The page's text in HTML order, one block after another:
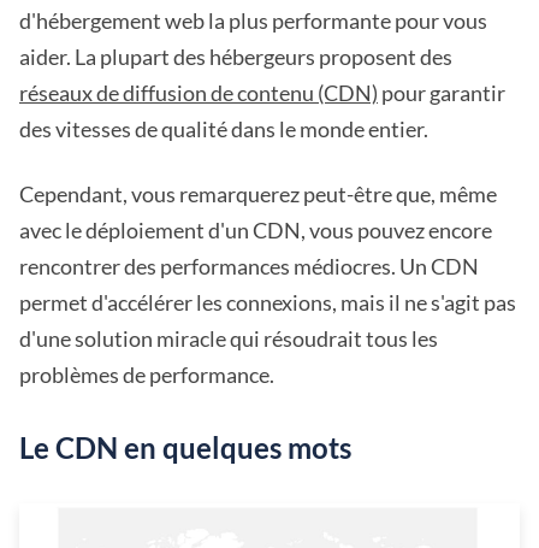
d'hébergement web la plus performante pour vous
aider. La plupart des hébergeurs proposent des
réseaux de diffusion de contenu (CDN) pour garantir
des vitesses de qualité dans le monde entier.
Cependant, vous remarquerez peut-être que, même
avec le déploiement d'un CDN, vous pouvez encore
rencontrer des performances médiocres. Un CDN
permet d'accélérer les connexions, mais il ne s'agit pas
d'une solution miracle qui résoudrait tous les
problèmes de performance.
Le CDN en quelques mots